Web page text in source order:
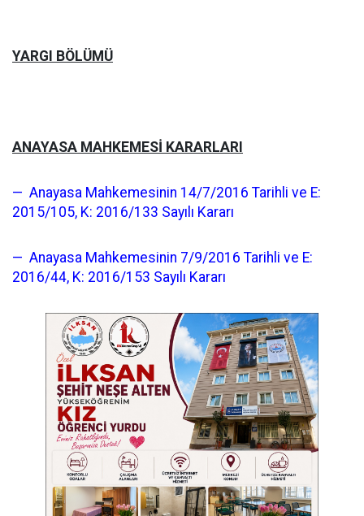
YARGI BÖLÜMÜ
ANAYASA MAHKEMESİ KARARLARI
— Anayasa Mahkemesinin 14/7/2016 Tarihli ve E:
2015/105, K: 2016/133 Sayılı Kararı
— Anayasa Mahkemesinin 7/9/2016 Tarihli ve E:
2016/44, K: 2016/153 Sayılı Kararı